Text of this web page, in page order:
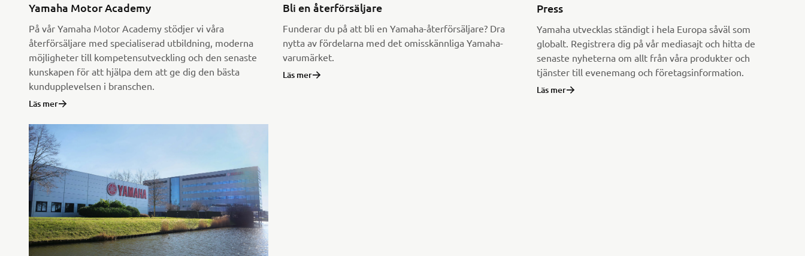
Yamaha Motor Academy
På vår Yamaha Motor Academy stödjer vi våra
återförsäljare med specialiserad utbildning, moderna
möjligheter till kompetensutveckling och den senaste
kunskapen för att hjälpa dem att ge dig den bästa
kundupplevelsen i branschen.
Läs mer
Bli en återförsäljare
Funderar du på att bli en Yamaha-återförsäljare? Dra
nytta av fördelarna med det omisskännliga Yamaha-
varumärket.
Läs mer
Press
Yamaha utvecklas ständigt i hela Europa såväl som
globalt. Registrera dig på vår mediasajt och hitta de
senaste nyheterna om allt från våra produkter och
tjänster till evenemang och företagsinformation.
Läs mer